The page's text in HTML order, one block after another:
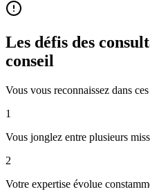
Les défis des
conseil
Vous vous reconnaissez dans
1
Vous jonglez entre plusieurs
2
Votre expertise évolue